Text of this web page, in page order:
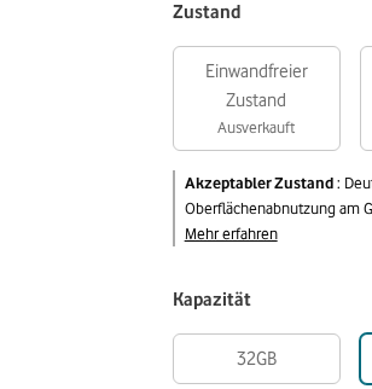
Zustand
Einwandfreier
Zustand
Ausverkauft
Akzeptabler Zustand:
Oberflächenabnutzung am
Mehr erfahren
Kapazität
32GB